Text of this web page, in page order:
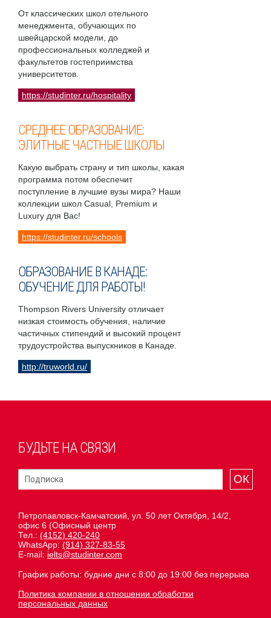
От классических школ отельного
менеджмента, обучающих по
швейцарской модели, до
профессиональных колледжей и
факультетов гостеприимства
университетов.
https://studinter.ru/hospitality
СРЕДНЕЕ ОБРАЗОВАНИЕ:
ЭЛИТНЫЕ ЧАСТНЫЕ ШКОЛЫ
Какую выбрать страну и тип школы, какая
программа потом обеспечит
поступление в лучшие вузы мира? Наши
коллекции школ Casual, Premium и
Luxury для Вас!
https://studinter.ru/schools
ОБРАЗОВАНИЕ В КАНАДЕ:
ОБУЧЕНИЕ ДЛЯ РАБОТЫ!
Thompson Rivers University отличает
низкая стоимость обучения, наличие
частичных стипендий и высокий процент
трудоустройства выпускников в Канаде.
http://truworld.ru/
БУДЬТЕ НА СВЯЗИ
ОК
Петропавловск-Камчатский, ул. 50 лет Октября, 14/2,
офис 6 (Офисный центр
Тел.: (4152) 420-240
WhatsApp: (914) 327-83-55
E-mail: ielts@studinter.com
График работы: будние дни с 8:00 до 19:00 без перерыва
Политика компании в отношении обработки
персональных данных